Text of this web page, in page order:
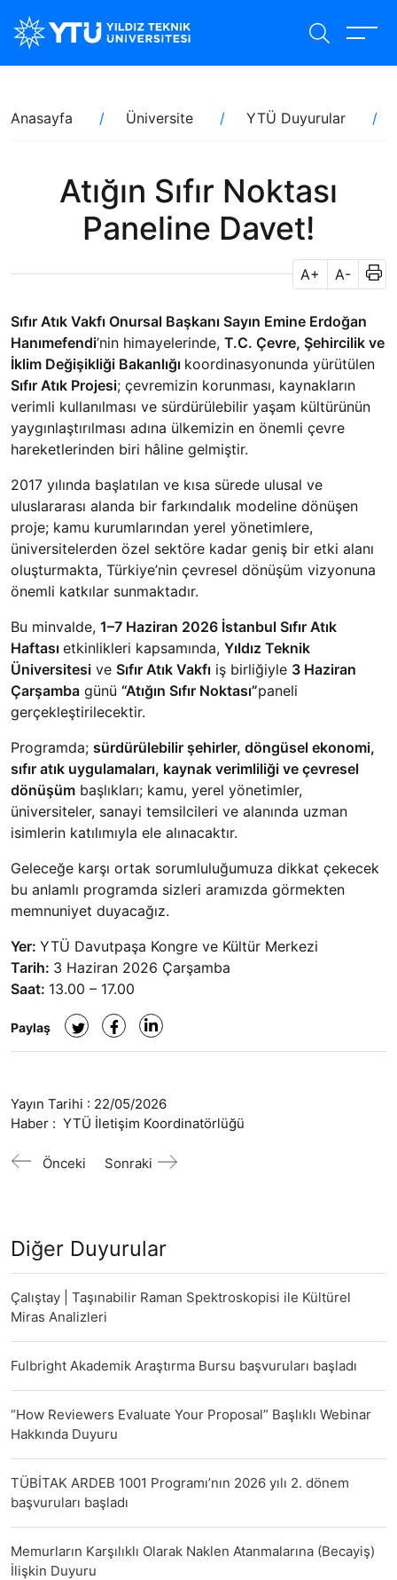
içeriğe
Sayfa
yolu
Anasayfa Üniversite YTÜ Duyurular
Atığın Sıfır Noktası
Paneline Davet!
A+ A-
Sıfır Atık Vakfı Onursal Başkanı Sayın Emine Erdoğan
Hanımefendi’nin himayelerinde, T.C. Çevre, Şehircilik ve
İklim Değişikliği Bakanlığı koordinasyonunda yürütülen
Sıfır Atık Projesi; çevremizin korunması, kaynakların
verimli kullanılması ve sürdürülebilir yaşam kültürünün
yaygınlaştırılması adına ülkemizin en önemli çevre
hareketlerinden biri hâline gelmiştir.
2017 yılında başlatılan ve kısa sürede ulusal ve
uluslararası alanda bir farkındalık modeline dönüşen
proje; kamu kurumlarından yerel yönetimlere,
üniversitelerden özel sektöre kadar geniş bir etki alanı
oluşturmakta, Türkiye’nin çevresel dönüşüm vizyonuna
önemli katkılar sunmaktadır.
Bu minvalde, 1–7 Haziran 2026 İstanbul Sıfır Atık
Haftası etkinlikleri kapsamında, Yıldız Teknik
Üniversitesi ve Sıfır Atık Vakfı iş birliğiyle 3 Haziran
Çarşamba günü “Atığın Sıfır Noktası”paneli
gerçekleştirilecektir.
Programda; sürdürülebilir şehirler, döngüsel ekonomi,
sıfır atık uygulamaları, kaynak verimliliği ve çevresel
dönüşüm başlıkları; kamu, yerel yönetimler,
üniversiteler, sanayi temsilcileri ve alanında uzman
isimlerin katılımıyla ele alınacaktır.
Geleceğe karşı ortak sorumluluğumuza dikkat çekecek
bu anlamlı programda sizleri aramızda görmekten
memnuniyet duyacağız.
Yer: YTÜ Davutpaşa Kongre ve Kültür Merkezi
Tarih: 3 Haziran 2026 Çarşamba
Saat: 13.00 – 17.00
Paylaş
Yayın Tarihi : 22/05/2026
Haber : YTÜ İletişim Koordinatörlüğü
Önceki Sonraki
Diğer Duyurular
Çalıştay | Taşınabilir Raman Spektroskopisi ile Kültürel
Miras Analizleri
Fulbright Akademik Araştırma Bursu başvuruları başladı
“How Reviewers Evaluate Your Proposal” Başlıklı Webinar
Hakkında Duyuru
TÜBİTAK ARDEB 1001 Programı’nın 2026 yılı 2. dönem
başvuruları başladı
Memurların Karşılıklı Olarak Naklen Atanmalarına (Becayiş)
İlişkin Duyuru